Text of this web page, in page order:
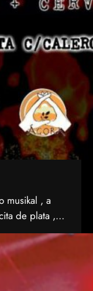
musikal , a
de plata ,
con 2
son
causa de